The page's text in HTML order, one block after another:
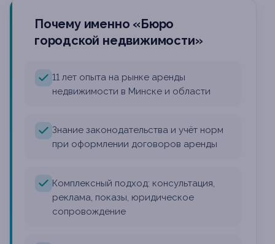
Почему именно «Бюро
городской недвижимости»
11 лет опыта на рынке аренды
недвижимости в Минске и области
Знание законодательства и учёт норм
при оформлении договоров аренды
Комплексный подход: консультация,
реклама, показы, юридическое
сопровождение